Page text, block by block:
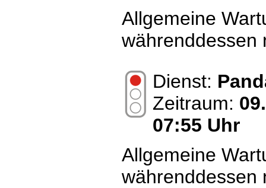
Allgemeine
währenddessen
Dienst:
Zeitraum:
07:55 Uhr
Allgemeine
währenddessen